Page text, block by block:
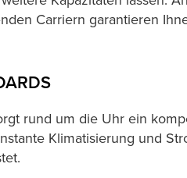
Carriern garantieren
rund um die Uhr ein
Klimatisierung und